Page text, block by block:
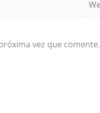
vez que comente.